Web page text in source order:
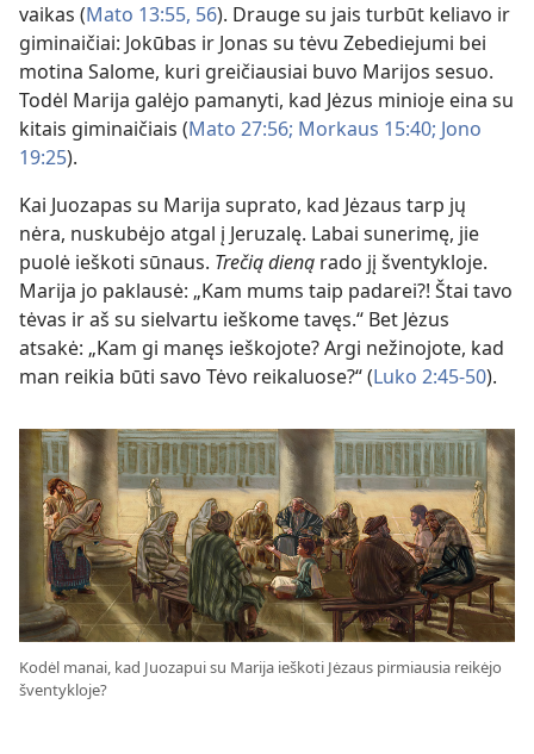
vaikas (Mato 13:55, 56). Drauge su jais turbūt keliavo ir
giminaičiai: Jokūbas ir Jonas su tėvu Zebediejumi bei
motina Salome, kuri greičiausiai buvo Marijos sesuo.
Todėl Marija galėjo pamanyti, kad Jėzus minioje eina su
kitais giminaičiais (Mato 27:56; Morkaus 15:40; Jono
19:25).
Kai Juozapas su Marija suprato, kad Jėzaus tarp jų
nėra, nuskubėjo atgal į Jeruzalę. Labai sunerimę, jie
puolė ieškoti sūnaus. Trečią dieną rado jį šventykloje.
Marija jo paklausė: „Kam mums taip padarei?! Štai tavo
tėvas ir aš su sielvartu ieškome tavęs.“ Bet Jėzus
atsakė: „Kam gi manęs ieškojote? Argi nežinojote, kad
man reikia būti savo Tėvo reikaluose?“ (Luko 2:45-50).
Kodėl manai, kad Juozapui su Marija ieškoti Jėzaus pirmiausia reikėjo
šventykloje?